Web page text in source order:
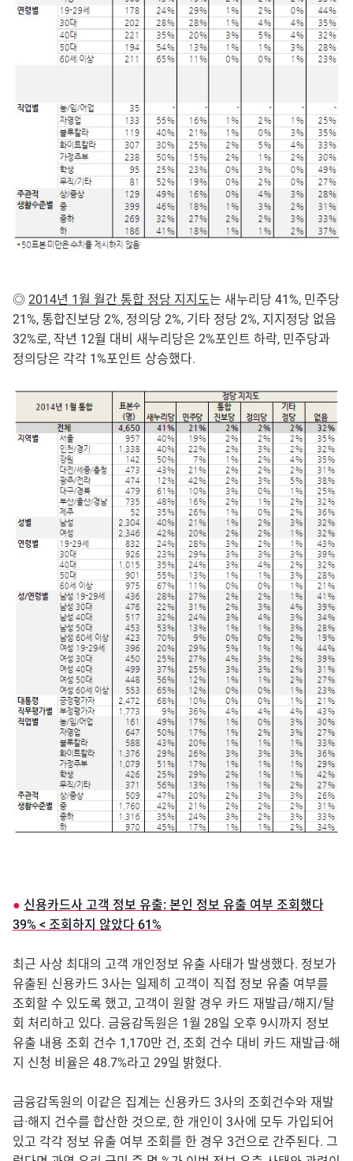
◎ 2014년 1월 월간 통합 정당 지지도는 새누리당 41%, 민주당
21%, 통합진보당 2%, 정의당 2%, 기타 정당 2%, 지지정당 없음
32%로, 작년 12월 대비 새누리당은 2%포인트 하락, 민주당과
정의당은 각각 1%포인트 상승했다.
● 신용카드사 고객 정보 유출: 본인 정보 유출 여부 조회했다
39% < 조회하지 않았다 61%
최근 사상 최대의 고객 개인정보 유출 사태가 발생했다. 정보가
유출된 신용카드 3사는 일제히 고객이 직접 정보 유출 여부를
조회할 수 있도록 했고, 고객이 원할 경우 카드 재발급/해지/탈
회 처리하고 있다. 금융감독원은 1월 28일 오후 9시까지 정보
유출 내용 조회 건수 1,170만 건, 조회 건수 대비 카드 재발급·해
지 신청 비율은 48.7%라고 29일 밝혔다.
금융감독원의 이같은 집계는 신용카드 3사의 조회건수와 재발
급·해지 건수를 합산한 것으로, 한 개인이 3사에 모두 가입되어
있고 각각 정보 유출 여부 조회를 한 경우 3건으로 간주된다. 그